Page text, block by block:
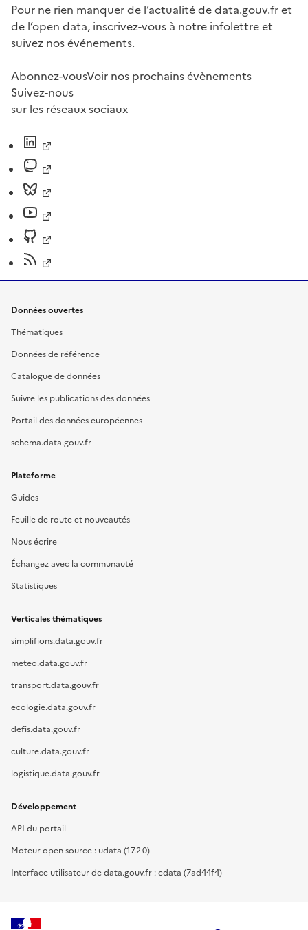
Pour ne rien manquer de l’actualité de data.gouv.fr et
de l’open data, inscrivez-vous à notre infolettre et
suivez nos événements.
Abonnez-vousVoir nos prochains évènements
Suivez-nous
sur les réseaux sociaux
Données ouvertes
Thématiques
Données de référence
Catalogue de données
Suivre les publications des données
Portail des données européennes
schema.data.gouv.fr
Plateforme
Guides
Feuille de route et nouveautés
Nous écrire
Échangez avec la communauté
Statistiques
Verticales thématiques
simplifions.data.gouv.fr
meteo.data.gouv.fr
transport.data.gouv.fr
ecologie.data.gouv.fr
defis.data.gouv.fr
culture.data.gouv.fr
logistique.data.gouv.fr
Développement
API du portail
Moteur open source : udata (17.2.0)
Interface utilisateur de data.gouv.fr : cdata (7ad44f4)